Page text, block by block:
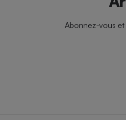
Abonnez-vous